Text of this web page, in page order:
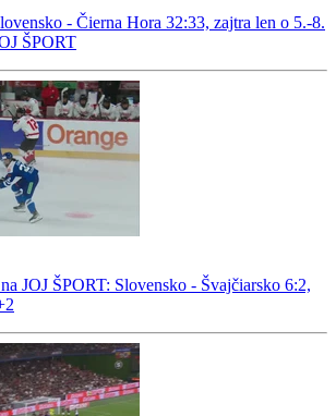
- Čierna Hora 32:33, zajtra len o 5.-8.
ŠPORT
JOJ ŠPORT: Slovensko - Švajčiarsko 6:2,